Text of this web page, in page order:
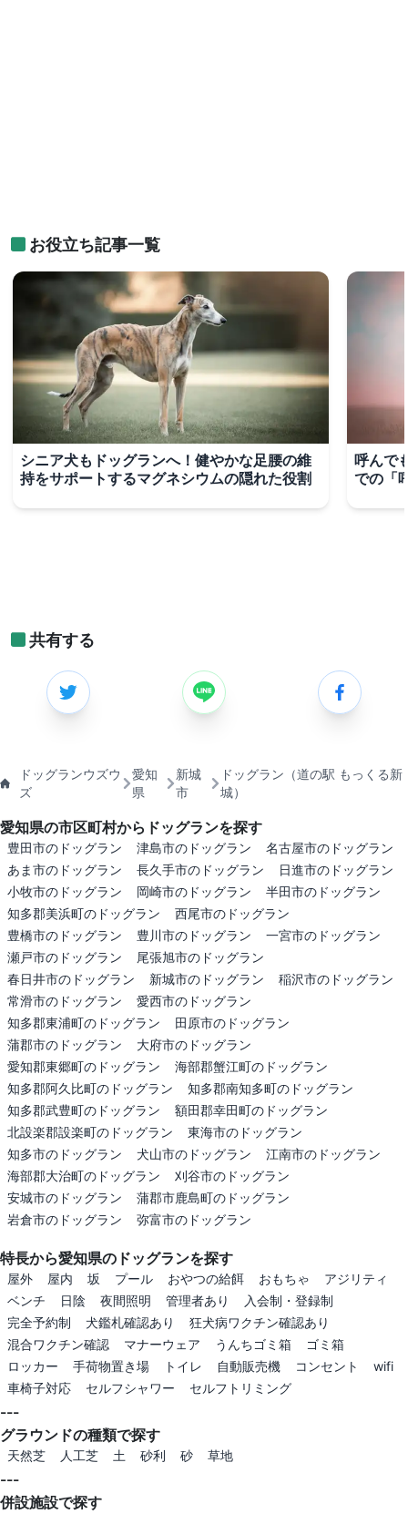
お役立ち記事一覧
シニア犬もドッグランへ！健やかな足腰の維
持をサポートするマグネシウムの隠れた役割
呼んで
での「
共有する
ドッグランウズウ
ズ
愛知
県
新城
市
ドッグラン（道の駅 もっくる新
城）
愛知県の市区町村からドッグランを探す
豊田市のドッグラン 津島市のドッグラン
名古屋市のドッグラン
あま市のドッグラン
長久手市のドッグラン
日進市のドッグラン
小牧市のドッグラン
岡崎市のドッグラン
半田市のドッグラン
知多郡美浜町のドッグラン
西尾市のドッグラン
豊橋市のドッグラン
豊川市のドッグラン
一宮市のドッグラン
瀬戸市のドッグラン
尾張旭市のドッグラン
春日井市のドッグラン
新城市のドッグラン
稲沢市のドッグラン
常滑市のドッグラン
愛西市のドッグラン
知多郡東浦町のドッグラン
田原市のドッグラン
蒲郡市のドッグラン
大府市のドッグラン
愛知郡東郷町のドッグラン
海部郡蟹江町のドッグラン
知多郡阿久比町のドッグラン
知多郡南知多町のドッグラン
知多郡武豊町のドッグラン
額田郡幸田町のドッグラン
北設楽郡設楽町のドッグラン
東海市のドッグラン
知多市のドッグラン
犬山市のドッグラン
江南市のドッグラン
海部郡大治町のドッグラン
刈谷市のドッグラン
安城市のドッグラン
蒲郡市鹿島町のドッグラン
岩倉市のドッグラン
弥富市のドッグラン
特長から愛知県のドッグランを探す
屋外 屋内 坂 プール おやつの給餌 おもちゃ
アジリティ
ベンチ
日陰 夜間照明 管理者あり
入会制・登録制
完全予約制
犬鑑札確認あり
狂犬病ワクチン確認あり
混合ワクチン確認
マナーウェア うんちゴミ箱
ゴミ箱
ロッカー
手荷物置き場 トイレ 自動販売機 コンセント
wifi
車椅子対応
セルフシャワー セルフトリミング
---
グラウンドの種類で探す
天然芝 人工芝 土 砂利 砂 草地
---
併設施設で探す